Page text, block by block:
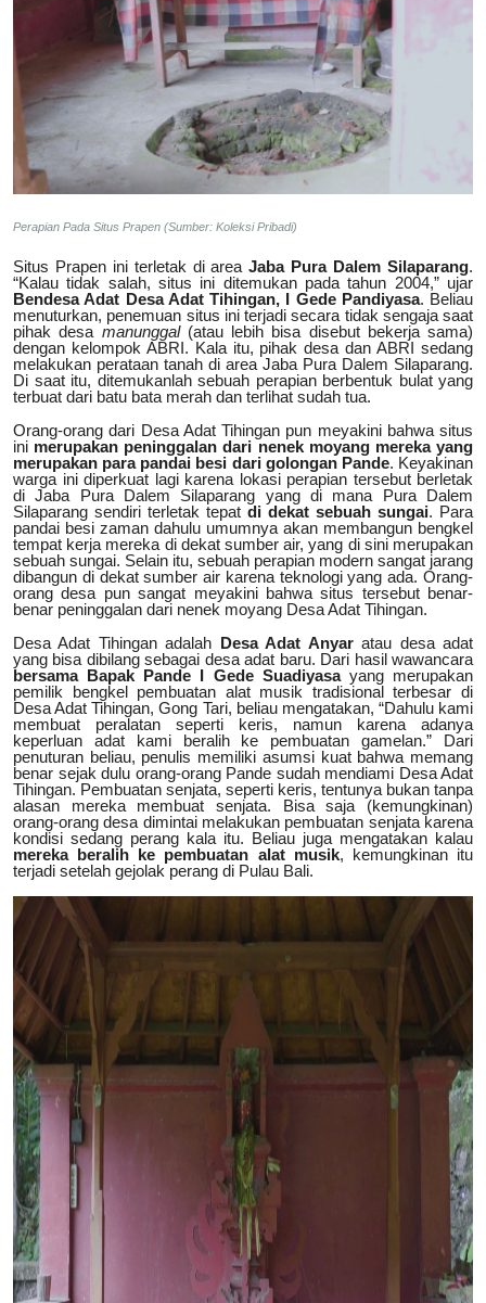
Perapian Pada Situs Prapen (Sumber: Koleksi Pribadi)
Situs Prapen ini terletak di areaJaba Pura Dalem Silaparang.
“Kalau tidak salah, situs ini ditemukan pada tahun 2004,” ujar
Bendesa Adat Desa Adat Tihingan, I Gede Pandiyasa. Beliau
menuturkan, penemuan situs ini terjadi secara tidak sengaja saat
pihak desa manunggal(atau lebih bisa disebut bekerja sama)
dengan kelompok ABRI. Kala itu, pihak desa dan ABRI sedang
melakukan perataan tanah di area Jaba Pura Dalem Silaparang.
Di saat itu, ditemukanlah sebuah perapian berbentuk bulat yang
terbuat dari batu bata merah dan terlihat sudah tua.
Orang-orang dari Desa Adat Tihingan pun meyakini bahwa situs
ini merupakan peninggalan dari nenek moyang mereka yang
merupakan para pandai besi dari golongan Pande. Keyakinan
warga ini diperkuat lagi karena lokasi perapian tersebut berletak
di Jaba Pura Dalem Silaparang yang di mana Pura Dalem
Silaparang sendiri terletak tepat di dekat sebuah sungai. Para
pandai besi zaman dahulu umumnya akan membangun bengkel
tempat kerja mereka di dekat sumber air, yang di sini merupakan
sebuah sungai. Selain itu, sebuah perapian modern sangat jarang
dibangun di dekat sumber air karena teknologi yang ada. Orang-
orang desa pun sangat meyakini bahwa situs tersebut benar-
benar peninggalan dari nenek moyang Desa Adat Tihingan.
Desa Adat Tihingan adalah Desa Adat Anyaratau desa adat
yang bisa dibilang sebagai desa adat baru. Dari hasil wawancara
bersama Bapak Pande I Gede Suadiyasayang merupakan
pemilik bengkel pembuatan alat musik tradisional terbesar di
Desa Adat Tihingan, Gong Tari, beliau mengatakan, “Dahulu kami
membuat peralatan seperti keris, namun karena adanya
keperluan adat kami beralih ke pembuatan gamelan.” Dari
penuturan beliau, penulis memiliki asumsi kuat bahwa memang
benar sejak dulu orang-orang Pande sudah mendiami Desa Adat
Tihingan. Pembuatan senjata, seperti keris, tentunya bukan tanpa
alasan mereka membuat senjata. Bisa saja (kemungkinan)
orang-orang desa dimintai melakukan pembuatan senjata karena
kondisi sedang perang kala itu. Beliau juga mengatakan kalau
mereka beralih ke pembuatan alat musik, kemungkinan itu
terjadi setelah gejolak perang di Pulau Bali.